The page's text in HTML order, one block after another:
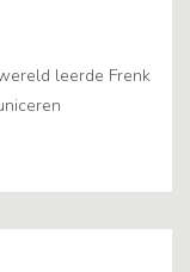
leerde Frenk